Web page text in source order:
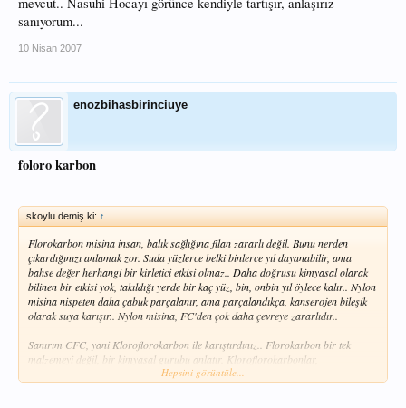
mevcut.. Nasuhi Hocayı görünce kendiyle tartışır, anlaşırız
sanıyorum...
10 Nisan 2007
enozbihasbirinciuye
foloro karbon
skoylu demiş ki: ↑
Florokarbon misina insan, balık sağlığına filan zararlı değil. Bunu nerden
çıkardığınızı anlamak zor. Suda yüzlerce belki binlerce yıl dayanabilir, ama
bahse değer herhangi bir kirletici etkisi olmaz.. Daha doğrusu kimyasal olarak
bilinen bir etkisi yok, takıldığı yerde bir kaç yüz, bin, onbin yıl öylece kalır.. Nylon
misina nispeten daha çabuk parçalanır, ama parçalandıkça, kanserojen bileşik
olarak suya karışır.. Nylon misina, FC'den çok daha çevreye zararlıdır..
Sanırım CFC, yani Kloroflorokarbon ile karıştırdınız.. Florokarbon bir tek
malzemeyi değil, bir kimyasal gurubu anlatır. Kloroflorokarbonlar,
hidroflorokarbonlar gibi. Teflon, anestezi gazları, freon (buzdolabı gazı),
Hepsini görüntüle...